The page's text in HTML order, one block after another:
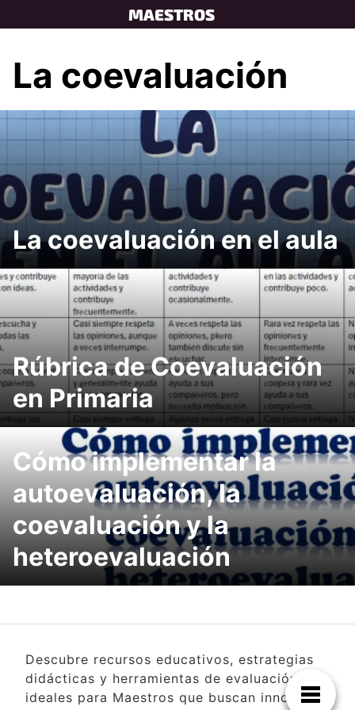
to
MAESTROS
La coevaluación
La coevaluación en el aula
Rúbrica de Coevaluación
en Primaria
Cómo implementar la
autoevaluación, la
coevaluación y la
heteroevaluación
Descubre recursos educativos, estrategias
didácticas y herramientas de evaluación
ideales para Maestros que buscan innovar